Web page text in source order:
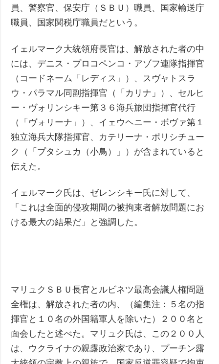
員、警察官、保安庁（ＳＢＵ）職員、国家輸送庁
職員、国家関税庁職員だという。
イェルマーク大統領府長官は、解放された者の中
には、デニス・プロコペンコ・アゾフ連隊指揮官
（コードネーム「レディス」）、スヴャトスラ
ウ・パラマル同副指揮官（「カリナ」）、セルヒ
ー・ヴォリンシキー第３６海兵旅団指揮官代行
（「ヴォリーナ」）、イェウヘニー・ボヴァ第１
独立海兵大隊指揮官、カテリーナ・ポリシチュー
ク（「プタシュカ（小鳥）」）が含まれていると
伝えた。
イェルマーク氏は、ゼレンシキー氏に対して、
「これは全面的侵攻期間の被拘束者解放問題にお
ける最大の結果だ」と強調した。
マリュクＳＢＵ長官とルビネツ最高会議人権問題
全権は、解放された者の内、（編集注：５名の指
揮官と１０名の外国籍軍人を除いた）２００名と
面会したと述べた。マリュク氏は、この２００人
は、ウクライナの親露政治家であり、プーチン露